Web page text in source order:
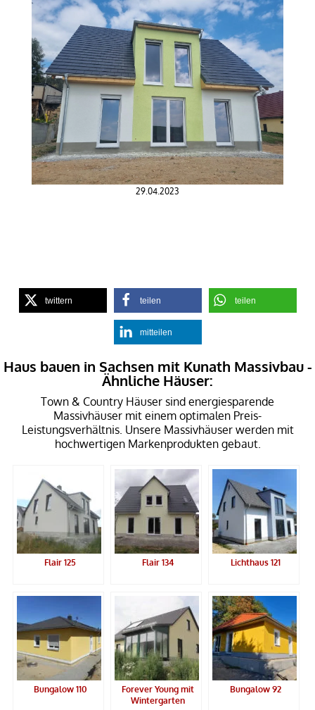
29.04.2023
twittern teilen teilen
mitteilen
Haus bauen in Sachsen mit Kunath Massivbau -
Ähnliche Häuser:
Town & Country Häuser sind energiesparende
Massivhäuser mit einem optimalen Preis-
Leistungsverhältnis. Unsere Massivhäuser werden mit
hochwertigen Markenprodukten gebaut.
Flair 125 Flair 134 Lichthaus 121
Bungalow 110
Forever Young mit
Wintergarten
Bungalow 92